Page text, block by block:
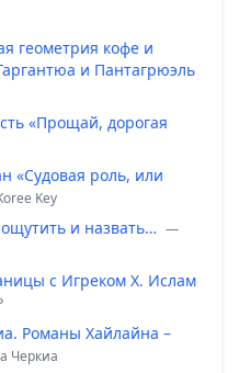
геометрия кофе и
и Пантагрюэль
«Прощай, дорогая
«Судовая роль, или
Key
и назвать… —
с Игреком Х. Ислам
Романы Хайлайна –
Черкиа